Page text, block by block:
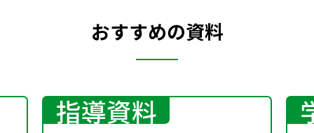
おすすめの資料
指導資料